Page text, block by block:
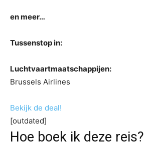
en meer…
Tussenstop in:
Luchtvaartmaatschappijen:
Brussels Airlines
Bekijk de deal!
[outdated]
Hoe boek ik deze reis?